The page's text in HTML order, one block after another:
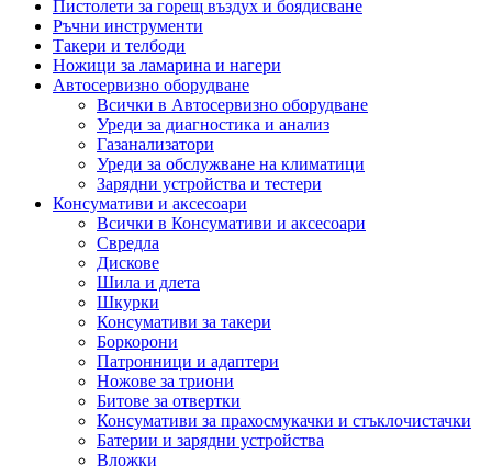
Пистолети за горещ въздух и боядисване
Ръчни инструменти
Такери и телбоди
Ножици за ламарина и нагери
Автосервизно оборудване
Всички в Автосервизно оборудване
Уреди за диагностика и анализ
Газанализатори
Уреди за обслужване на климатици
Зарядни устройства и тестери
Консумативи и аксесоари
Всички в Консумативи и аксесоари
Свредла
Дискове
Шила и длета
Шкурки
Консумативи за такери
Боркорони
Патронници и адаптери
Ножове за триони
Битове за отвертки
Консумативи за прахосмукачки и стъклочистачки
Батерии и зарядни устройства
Вложки